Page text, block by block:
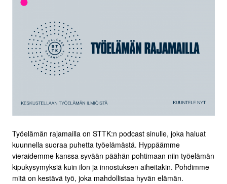
Työelämän rajamailla on STTK:n podcast sinulle, joka haluat
kuunnella suoraa puhetta työelämästä. Hyppäämme
vieraidemme kanssa syvään päähän pohtimaan niin työelämän
kipukysymyksiä kuin ilon ja innostuksen aiheitakin. Pohdimme
mitä on kestävä työ, joka mahdollistaa hyvän elämän.